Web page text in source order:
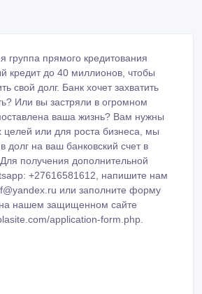
группа прямого кредитования
кредит до 40 миллионов, чтобы
свой долг. Банк хочет захватить
Или вы застряли в огромном
ваша жизнь? Вам нужны
целей или для роста бизнеса, мы
долг на ваш банковский счет в
получения дополнительной
+27616581612, напишите нам
или заполните форму
на нашем защищенном сайте
application-form.php.